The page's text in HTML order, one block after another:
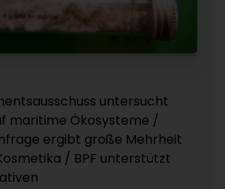
untersucht
maritime Ökosysteme /
ergibt große Mehrheit
/ BPF unterstützt